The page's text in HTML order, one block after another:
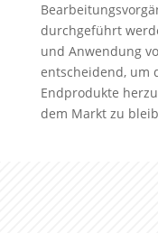
durchgeführt
und Anwendung
entscheidend, um
Endprodukte
dem Markt zu